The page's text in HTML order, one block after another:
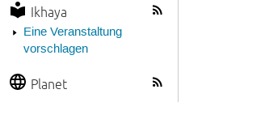
Ikhaya
Eine Veranstaltung
vorschlagen
Planet